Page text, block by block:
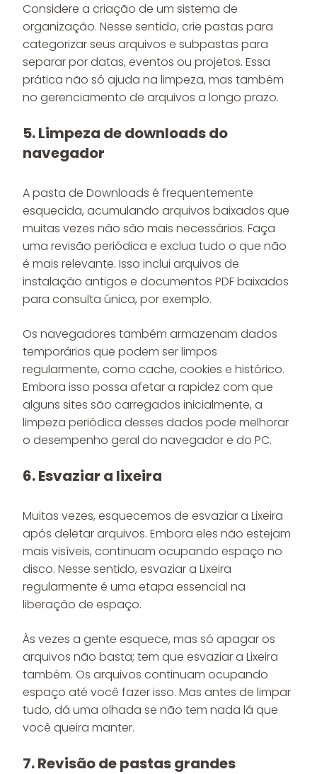
Considere a criação de um sistema de
organização. Nesse sentido, crie pastas para
categorizar seus arquivos e subpastas para
separar por datas, eventos ou projetos. Essa
prática não só ajuda na limpeza, mas também
no gerenciamento de arquivos a longo prazo.
5. Limpeza de downloads do
navegador
A pasta de Downloads é frequentemente
esquecida, acumulando arquivos baixados que
muitas vezes não são mais necessários. Faça
uma revisão periódica e exclua tudo o que não
é mais relevante. Isso inclui arquivos de
instalação antigos e documentos PDF baixados
para consulta única, por exemplo.
Os navegadores também armazenam dados
temporários que podem ser limpos
regularmente, como cache, cookies e histórico.
Embora isso possa afetar a rapidez com que
alguns sites são carregados inicialmente, a
limpeza periódica desses dados pode melhorar
o desempenho geral do navegador e do PC.
6. Esvaziar a lixeira
Muitas vezes, esquecemos de esvaziar a Lixeira
após deletar arquivos. Embora eles não estejam
mais visíveis, continuam ocupando espaço no
disco. Nesse sentido, esvaziar a Lixeira
regularmente é uma etapa essencial na
liberação de espaço.
Às vezes a gente esquece, mas só apagar os
arquivos não basta; tem que esvaziar a Lixeira
também. Os arquivos continuam ocupando
espaço até você fazer isso. Mas antes de limpar
tudo, dá uma olhada se não tem nada lá que
você queira manter.
7. Revisão de pastas grandes